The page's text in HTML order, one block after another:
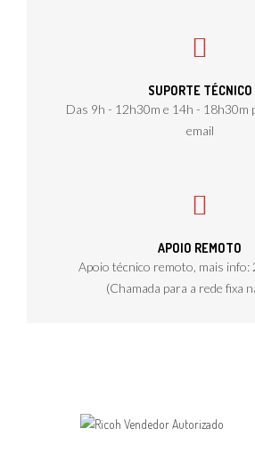
SUPORTE TÉCNICO
Das 9h - 12h30m e 14h - 18h30m
email
APOIO REMOTO
Apoio técnico remoto, mais info:
(Chamada para a rede fixa